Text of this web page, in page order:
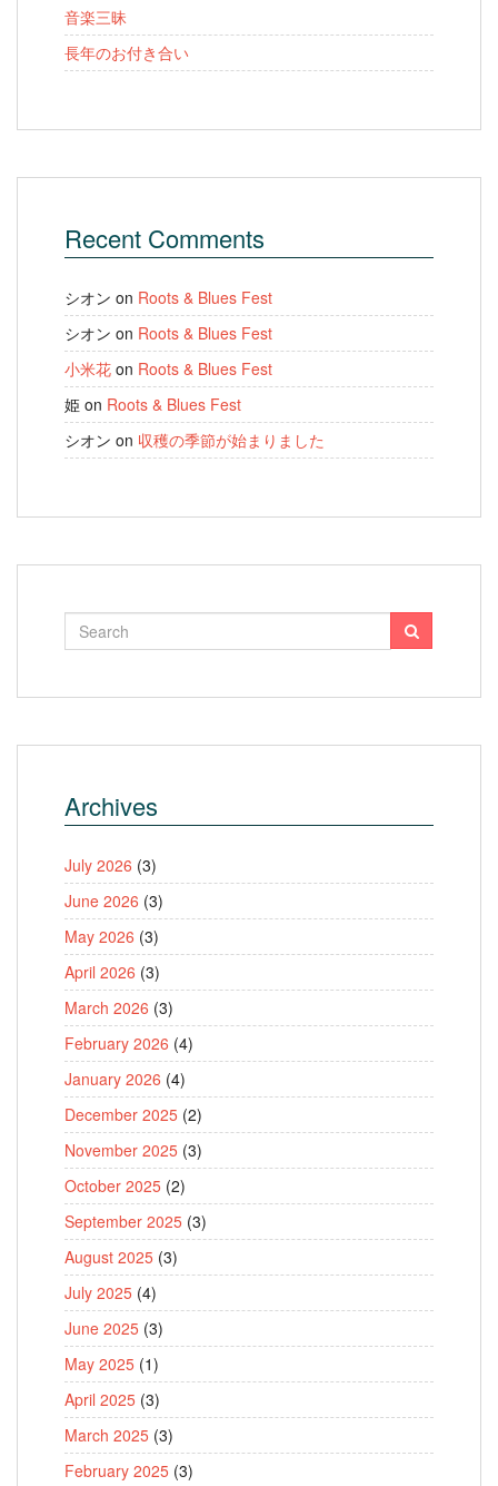
音楽三昧
長年のお付き合い
Recent Comments
シオン on Roots & Blues Fest
シオン on Roots & Blues Fest
小米花 on Roots & Blues Fest
姫 on Roots & Blues Fest
シオン on 収穫の季節が始まりました
Archives
July 2026 (3)
June 2026 (3)
May 2026 (3)
April 2026 (3)
March 2026 (3)
February 2026 (4)
January 2026 (4)
December 2025 (2)
November 2025 (3)
October 2025 (2)
September 2025 (3)
August 2025 (3)
July 2025 (4)
June 2025 (3)
May 2025 (1)
April 2025 (3)
March 2025 (3)
February 2025 (3)